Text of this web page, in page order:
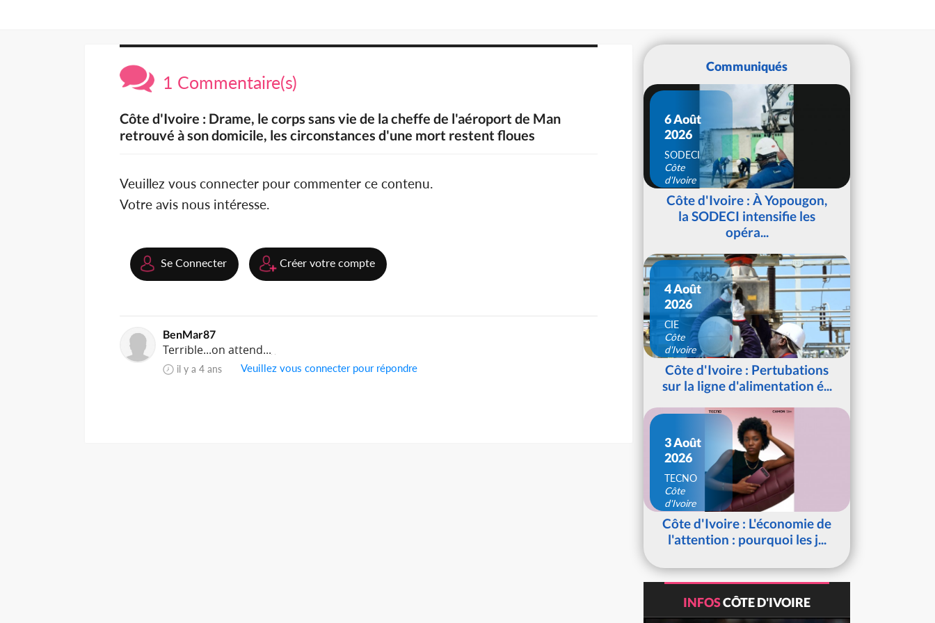
1 Commentaire(s)
Côte d'Ivoire : Drame, le corps sans vie de la cheffe de l'aéroport de Man
retrouvé à son domicile, les circonstances d'une mort restent floues
Veuillez vous connecter pour commenter ce contenu.
Votre avis nous intéresse.
Se Connecter Créer votre compte
BenMar87
Terrible...on attend...
il y a 4 ans Veuillez vous connecter pour répondre
Communiqués
6 Août
2026
SODECI
Côte
d'Ivoire
Côte d'Ivoire : À Yopougon,
la SODECI intensifie les
opéra...
4 Août
2026
CIE
Côte
d'Ivoire
Côte d'Ivoire : Pertubations
sur la ligne d'alimentation é...
3 Août
2026
TECNO
Côte
d'Ivoire
Côte d'Ivoire : L'économie de
l'attention : pourquoi les j...
INFOSCÔTE D'IVOIRE